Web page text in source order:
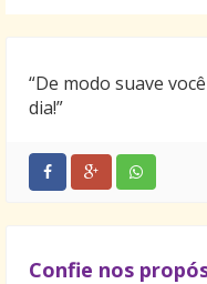
“De modo suave
dia!”
Confie nos